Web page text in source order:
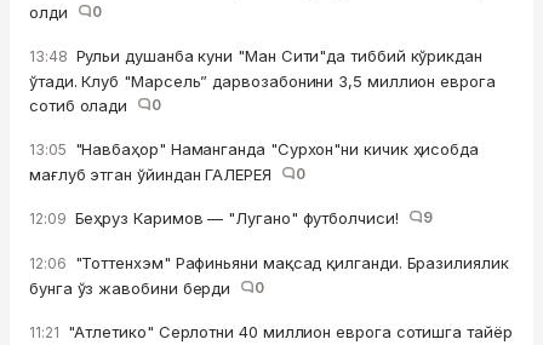
олди
0
13:48 Рульи душанба куни "Ман Сити"да тиббий кўрикдан
ўтади. Клуб "Марсель” дарвозабонини 3,5 миллион еврога
сотиб олади
0
13:05 "Навбаҳор" Наманганда "Сурхон"ни кичик ҳисобда
мағлуб этган ўйиндан ГАЛЕРЕЯ
0
12:09 Беҳруз Каримов — "Лугано" футболчиси! 9
12:06 "Тоттенхэм" Рафиньяни мақсад қилганди. Бразилиялик
бунга ўз жавобини берди
0
11:21 "Атлетико" Серлотни 40 миллион еврога сотишга тайёр